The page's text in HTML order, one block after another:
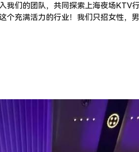
我们的团队，共同探索上海夜场KTV
个充满活力的行业！我们只招女性，